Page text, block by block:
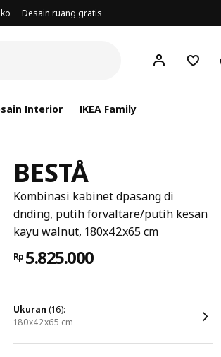
Desain ruang gratis
Interior IKEA Family
BESTÅ
Kombinasi kabinet dpasang di
dnding, putih förvaltare/putih kesan
kayu walnut, 180x42x65 cm
Rp 5.825.000
ukuran (16):
180x42x65 cm